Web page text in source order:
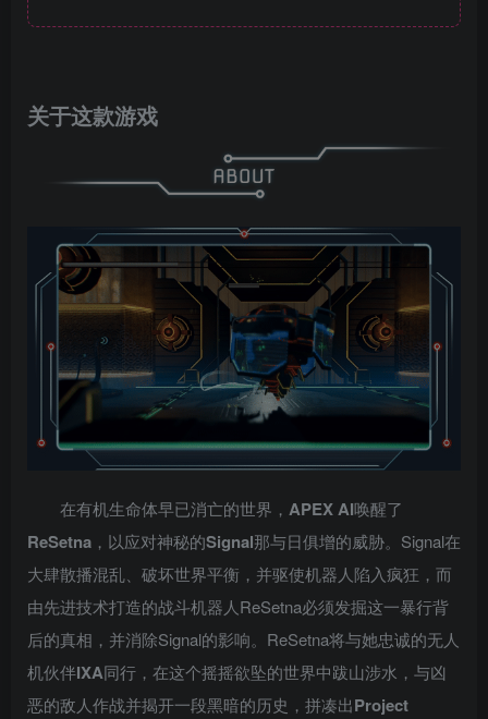
关于这款游戏
在有机生命体早已消亡的世界， APEX AI唤醒了
ReSetna ，以应对神秘的Signal那与日俱增的威胁。Signal在
大肆散播混乱、破坏世界平衡，并驱使机器人陷入疯狂，而
由先进技术打造的战斗机器人ReSetna必须发掘这一暴行背
后的真相，并消除Signal的影响。ReSetna将与她忠诚的无人
机伙伴IXA同行，在这个摇摇欲坠的世界中跋山涉水，与凶
恶的敌人作战并揭开一段黑暗的历史，拼凑出Project